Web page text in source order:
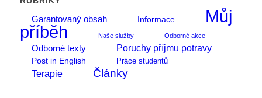
Garantovaný obsah
Informace
Můj
příběh
Naše služby Odborné akce
Odborné texty Poruchy příjmu potravy
Post in English Práce studentů
Terapie Články